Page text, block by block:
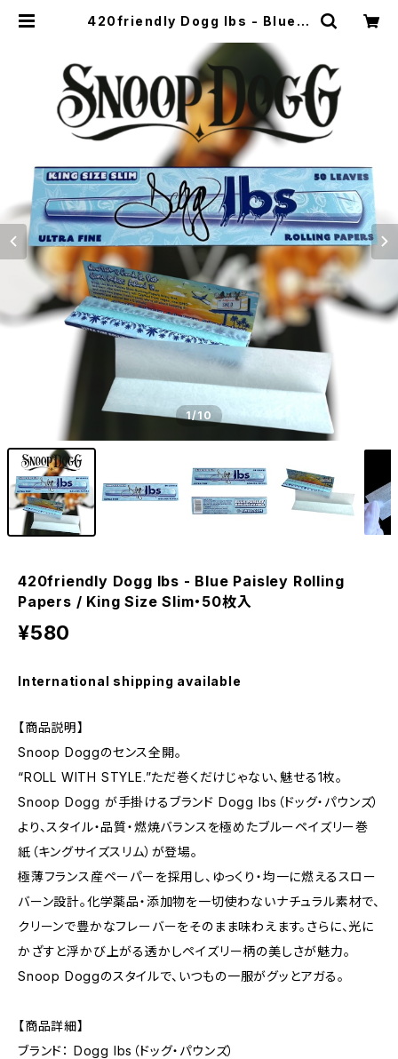
420friendly Dogg lbs - Blue P
ize Slim・50枚入 | 420shibuya
official
1/10
420friendly Dogg lbs - Blue Paisley Rolling
Papers / King Size Slim・50枚入
¥580
International shipping available
【商品説明】
Snoop Doggのセンス全開。
“ROLL WITH STYLE.”ただ巻くだけじゃない、魅せる1枚。
Snoop Dogg が手掛けるブランド Dogg lbs（ドッグ・パウンズ）
より、スタイル・品質・燃焼バランスを極めたブルーペイズリー巻
紙（キングサイズスリム）が登場。
極薄フランス産ペーパーを採用し、ゆっくり・均一に燃えるスロー
バーン設計。化学薬品・添加物を一切使わないナチュラル素材で、
クリーンで豊かなフレーバーをそのまま味わえます。さらに、光に
かざすと浮かび上がる透かしペイズリー柄の美しさが魅力。
Snoop Doggのスタイルで、いつもの一服がグッとアガる。
【商品詳細】
ブランド： Dogg lbs（ドッグ・パウンズ）